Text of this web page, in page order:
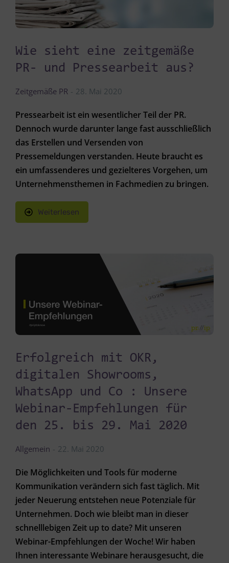
Wie sieht eine zeitgemäße
PR- und Pressearbeit aus?
Zeitgemäße PR 28. Mai 2020
Pressearbeit ist ein wesentlicher Teil der PR.
Dennoch wurde darunter lange fast ausschließlich
das Erstellen und Versenden von
Pressemeldungen verstanden. Heute braucht es
ein umfassenderes und gezielteres Vorgehen, um
Unternehmensthemen in Fachmedien zu bringen.
Weiterlesen
Erfolgreich mit OKR,
digitalen Showrooms,
WhatsApp und Co : Unsere
Webinar-Empfehlungen für
den 25. bis 29. Mai 2020
Allgemein 22. Mai 2020
Die Möglichkeiten und Tools für moderne
Kommunikation verändern sich fast täglich. Mit
jeder Neuerung entstehen neue Potenziale für
Unternehmen. Doch wie bleibt man in dieser
schnelllebigen Zeit up to date? Mit unseren
Webinar-Empfehlungen der Woche! Wir haben
Ihnen interessante Webinare herausgesucht, die